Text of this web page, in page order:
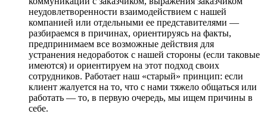
неудовлетворенности взаимодействием с нашей
компанией или отдельными ее представителями —
разбираемся в причинах, ориентируясь на факты,
предпринимаем все возможные действия для
устранения недоработок с нашей стороны (если таковые
имеются) и ориентируем на этот подход своих
сотрудников. Работает наш «старый» принцип: если
клиент жалуется на то, что с нами тяжело общаться или
работать — то, в первую очередь, мы ищем причины в
себе.